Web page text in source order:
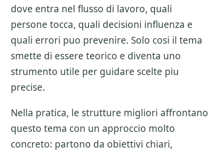
dove entra nel flusso di lavoro, quali
persone tocca, quali decisioni influenza e
quali errori puo prevenire. Solo cosi il tema
smette di essere teorico e diventa uno
strumento utile per guidare scelte piu
precise.
Nella pratica, le strutture migliori affrontano
questo tema con un approccio molto
concreto: partono da obiettivi chiari,